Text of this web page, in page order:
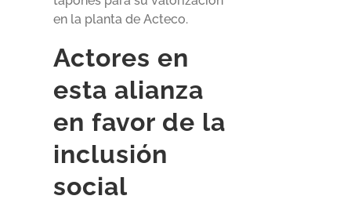
en la planta de Acteco.
Actores en
esta alianza
en favor de la
inclusión
social